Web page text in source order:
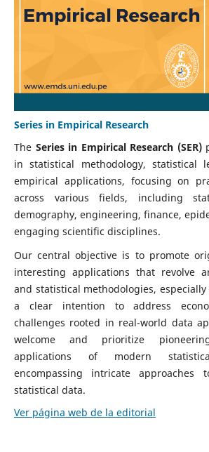
Series in Empirical Research
The Series in Empirical Research (SER)
in statistical methodology, statistical
empirical applications, focusing on
across various fields, including
demography, engineering, finance,
engaging scientific disciplines.
Our central objective is to promote
interesting applications that revolve
and statistical methodologies,
a clear intention to address
challenges rooted in real-world data
welcome and prioritize
applications of modern
encompassing intricate
statistical data.
Ver página web de la editorial